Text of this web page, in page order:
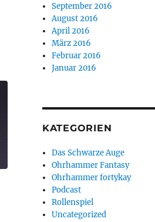
September 2016
August 2016
April 2016
März 2016
Februar 2016
Januar 2016
KATEGORIEN
Das Schwarze Auge
Ohrhammer Fantasy
Ohrhammer fortykay
Podcast
Rollenspiel
Uncategorized